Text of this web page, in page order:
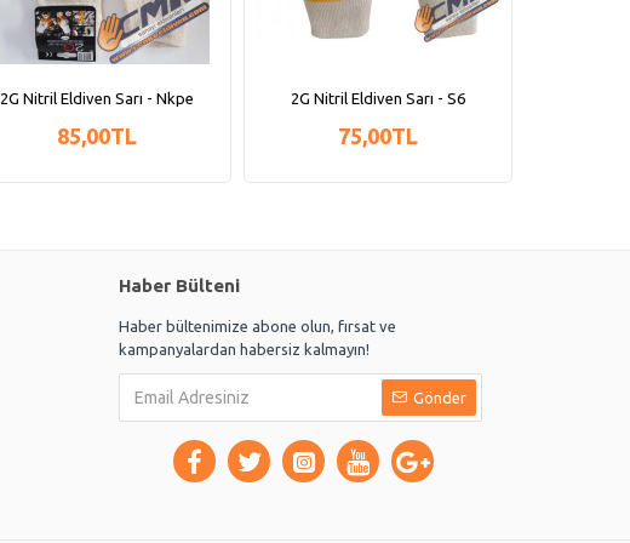
2G Nitril Eldiven Sarı - Nkpe
85,00TL
2G Nitril Eldiven Sarı - S6
75,00TL
Haber Bülteni
Haber bültenimize abone olun, fırsat ve
kampanyalardan habersiz kalmayın!
Gönder